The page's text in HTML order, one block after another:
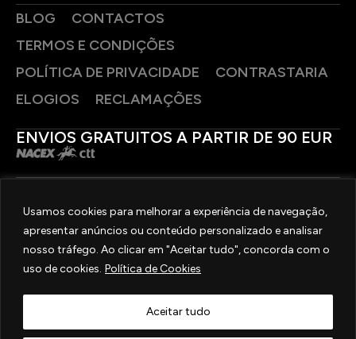
Usamos cookies para melhorar a experiência de navegação,
apresentar anúncios ou conteúdo personalizado e analisar
nosso tráfego. Ao clicar em "Aceitar tudo", concorda com o
uso de cookies. Política de Cookies
Aceitar tudo
BLOG
CONTACTOS
TERMOS E CONDIÇÕES
POLÍTICA DE PRIVACIDADE
CONTRASTARIA
ELOGIOS
RECLAMAÇÕES
ENVIOS GRATUITOS A PARTIR DE 90 EUR
SIGA-NOS
2025 © OURIVESARIA FRADIZELA